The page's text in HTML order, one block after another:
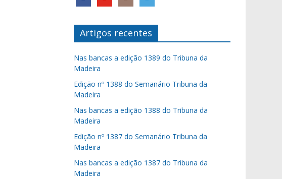
Artigos recentes
Nas bancas a edição 1389 do Tribuna da
Madeira
Edição nº 1388 do Semanário Tribuna da
Madeira
Nas bancas a edição 1388 do Tribuna da
Madeira
Edição nº 1387 do Semanário Tribuna da
Madeira
Nas bancas a edição 1387 do Tribuna da
Madeira